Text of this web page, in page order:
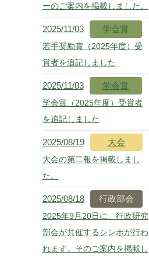
ーのご案内を掲載しました。
2025/11/03 学会賞
若手奨励賞（2025年度）受
賞者を追記しました
2025/11/03 学会賞
学会賞（2025年度）受賞者
を追記しました
2025/08/19 大会
大会の第二報を掲載しまし
た。
2025/08/18 行政部会
2025年9月20日に、行政研究
部会が共催するシンポが行わ
れます。そのご案内を掲載し